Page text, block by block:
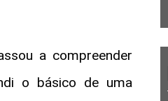
a compreender
o básico de uma